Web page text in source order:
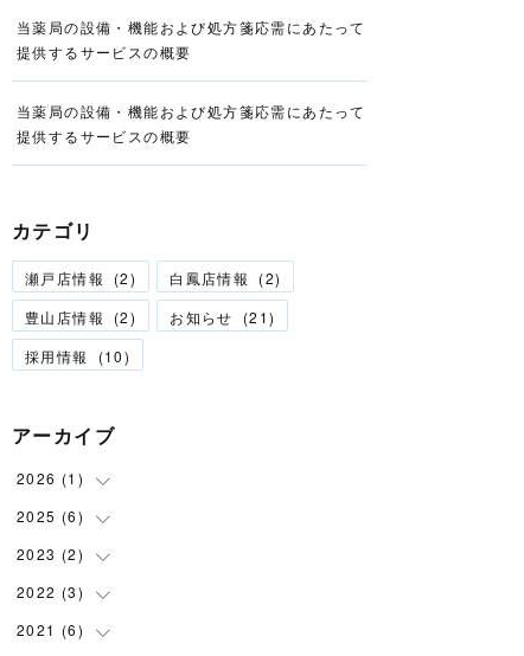
当薬局の設備・機能および処方箋応需にあたって
提供するサービスの概要
当薬局の設備・機能および処方箋応需にあたって
提供するサービスの概要
カテゴリ
瀬戸店情報 (2) 白鳳店情報 (2)
豊山店情報
(2) お知らせ (21)
採用情報
(10)
アーカイブ
2026 (1 )
(1
2025 (6)
(6
2023 (2)
(1
(1
2022 (3)
(1
2021 (6)